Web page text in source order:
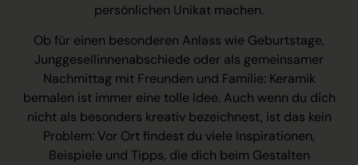
persönlichen Unikat machen.
Ob für einen besonderen Anlass wie Geburtstage,
Junggesellinnenabschiede oder als gemeinsamer
Nachmittag mit Freunden und Familie: Keramik
bemalen ist immer eine tolle Idee. Auch wenn du dich
nicht als besonders kreativ bezeichnest, ist das kein
Problem: Vor Ort findest du viele Inspirationen,
Beispiele und Tipps, die dich beim Gestalten